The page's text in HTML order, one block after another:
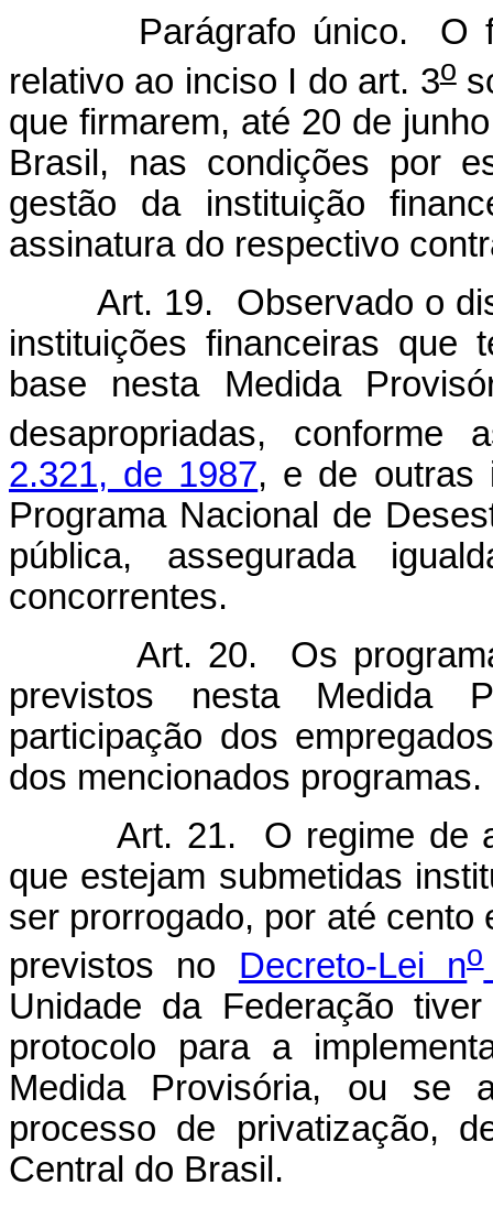
Parágrafo único. O
relativo ao inciso I do art. 3o
que firmarem, até 20 de
Brasil, nas condições por
gestão da instituição
assinatura do respectivo
Art. 19. Observado o
instituições financeiras que
base nesta Medida
desapropriadas,
2.321, de 1987, e de outras
Programa Nacional de
pública, assegurada
concorrentes.
Art. 20. Os
previstos nesta Medida
participação dos
dos mencionados programas.
Art. 21. O regime de
que estejam submetidas
ser prorrogado, por até
previstos no Decreto-Lei no
Unidade da Federação
protocolo para a
Medida Provisória, ou se
processo de privatização,
Central do Brasil.